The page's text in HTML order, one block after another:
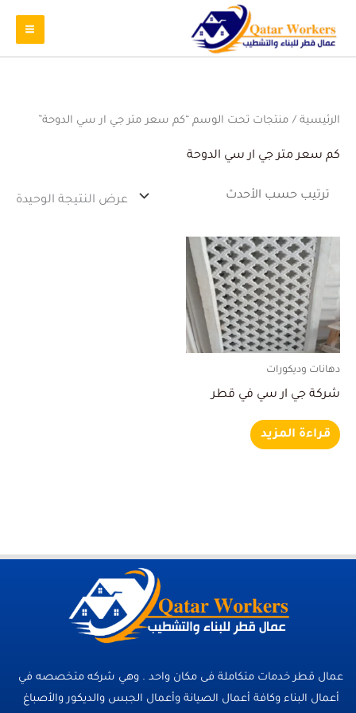
الرئيسية / منتجات تحت الوسم “كم سعر متر جي ار سي الدوحة”
كم سعر متر جي ار سي الدوحة
عرض النتيجة الوحيدة
دهانات وديكورات
شركة جي ار سي في قطر
قراءة المزيد
عمال قطر خدمات متكاملة فى مكان واحد . وهي شركه متخصصه في
أعمال البناء وكافة أعمال الصيانة وأعمال الجبس والديكور والأصباغ